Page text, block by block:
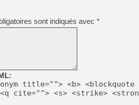
[GK] Déjà des
[Mo5] Brickboy cherche à
[GK] Minecraft et ses «
[GK] Beast of
[GK] Ubisoft : fin de partie
[GK] Mémoire cash -
[GK] Dan Houser (GTA)
[GK] Comment EA Sports
[GK] Crimson Moon : un
[GK] Isle of Reveries : le
[GK] Moonlighter 2 : The
[GK] Capcom relance
sont indiqués avec *
title=""> <b> <blockquote
cite=""> <s> <strike>